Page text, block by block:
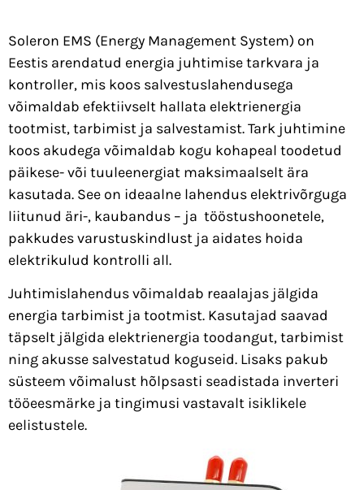
Soleron EMS (Energy Management System) on
Eestis arendatud energia juhtimise tarkvara ja
kontroller, mis koos salvestuslahendusega
võimaldab efektiivselt hallata elektrienergia
tootmist, tarbimist ja salvestamist. Tark juhtimine
koos akudega võimaldab kogu kohapeal toodetud
päikese- või tuuleenergiat maksimaalselt ära
kasutada. See on ideaalne lahendus elektrivõrguga
liitunud äri-, kaubandus – ja tööstushoonetele,
pakkudes varustuskindlust ja aidates hoida
elektrikulud kontrolli all.
Juhtimislahendus võimaldab reaalajas jälgida
energia tarbimist ja tootmist. Kasutajad saavad
täpselt jälgida elektrienergia toodangut, tarbimist
ning akusse salvestatud koguseid. Lisaks pakub
süsteem võimalust hõlpsasti seadistada inverteri
tööeesmärke ja tingimusi vastavalt isiklikele
eelistustele.